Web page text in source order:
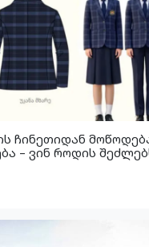
ჩინეთიდან
– ვინ როდის